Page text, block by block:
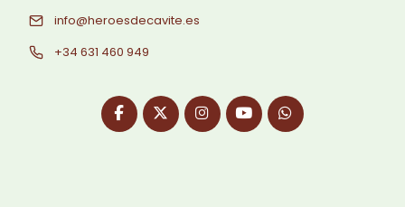
info@heroesdecavite.es
+34 631 460 949